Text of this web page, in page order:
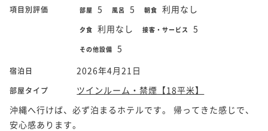
項目別評価 部屋 5 風呂 5 朝食 利用なし
夕食 利用なし 接客・サービス 5
その他設備 5
宿泊日 2026年4月21日
部屋タイプ
ツインルーム・禁煙【18平米】
沖縄へ行けば、必ず泊まるホテルです。 帰ってきた感じで、
安心感あります。